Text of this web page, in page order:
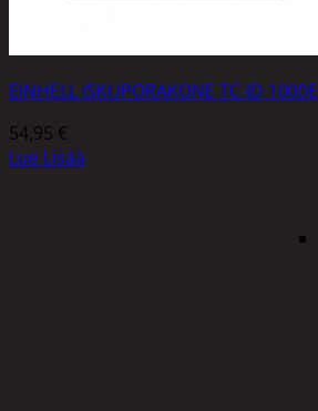
EINHELL ISKUPORAKONE TC-ID 1000E
54,95 €
Lue Lisää